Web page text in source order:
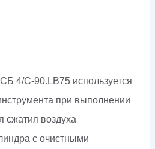
4/С-90.LB75 используется
при выполнении
сжатия воздуха
с очистными